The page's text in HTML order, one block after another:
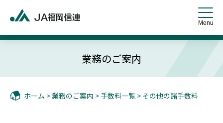
業務のご案内
ホーム >業務のご案内 > 手数料一覧 > その他の諸手数料